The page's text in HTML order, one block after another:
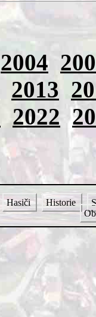
2004
2013
2022
Hasiči Historie